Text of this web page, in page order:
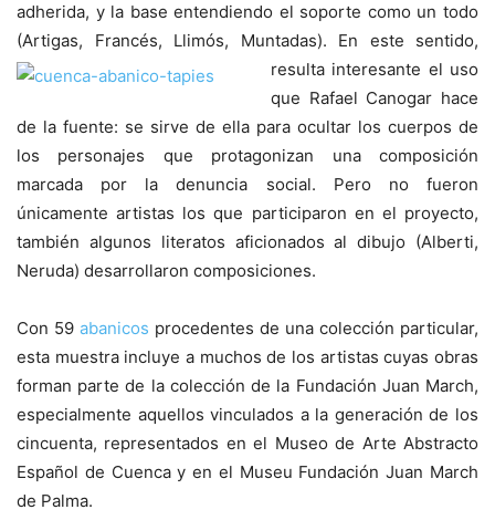
adherida, y la base entendiendo el soporte como un todo
(Artigas, Francés, Llimós, Muntadas). En este sentido,
resulta interesante el uso
que Rafael Canogar hace
de la fuente: se sirve de ella para ocultar los cuerpos de
los personajes que protagonizan una composición
marcada por la denuncia social. Pero no fueron
únicamente artistas los que participaron en el proyecto,
también algunos literatos aficionados al dibujo (Alberti,
Neruda) desarrollaron composiciones.
Con 59 abanicos procedentes de una colección particular,
esta muestra incluye a muchos de los artistas cuyas obras
forman parte de la colección de la Fundación Juan March,
especialmente aquellos vinculados a la generación de los
cincuenta, representados en el Museo de Arte Abstracto
Español de Cuenca y en el Museu Fundación Juan March
de Palma.